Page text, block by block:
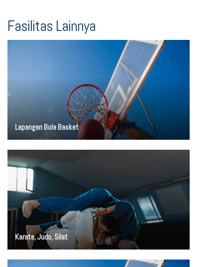
Fasilitas Lainnya
Lapangan Bola Basket
Karate, Judo, Silat